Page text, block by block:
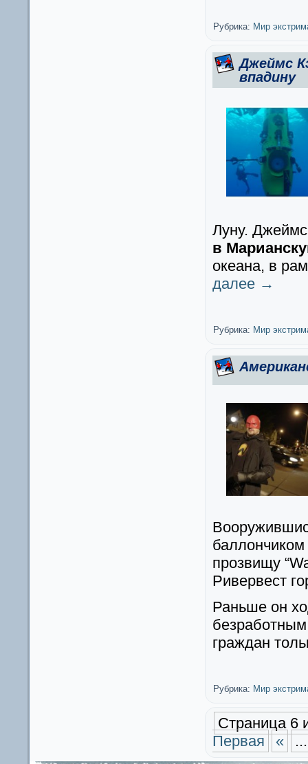
Рубрика: Мир
Джеймс
впадину
Луну.
в
океана, в
далее →
Рубрика: Мир
прозвищу
Ривервест
Раньше он
граждан
Рубрика: Мир
Страница 6
Первая
« ...